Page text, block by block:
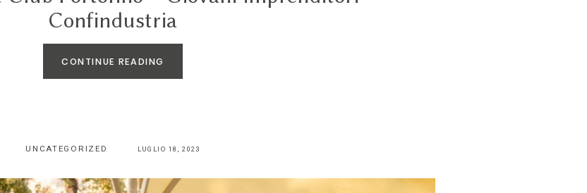
Confindustria
CONTINUE READING
UNCATEGORIZED LUGLIO 18, 2023